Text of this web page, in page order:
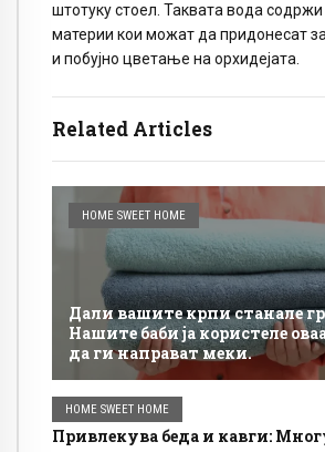
Related Articles
HOME SWEET HOME
Дали вашите крпи станале
Нашите баби ја користеле
да ги направат меки.
HOME SWEET HOME
Привлекува беда и кавги:
штотуку стоел. Таквата вода
материи кои можат да придонесат
и побујно цветање на орхидејата.